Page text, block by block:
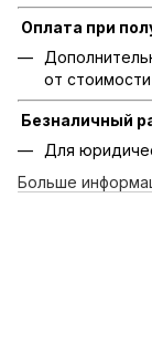
Оплата при
от
Безналичный
Для
Больше